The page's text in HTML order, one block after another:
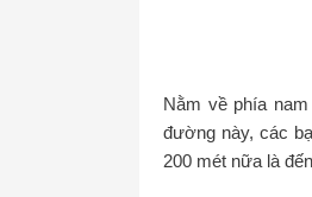
Nằm về phía
đường này, các
200 mét nữa là